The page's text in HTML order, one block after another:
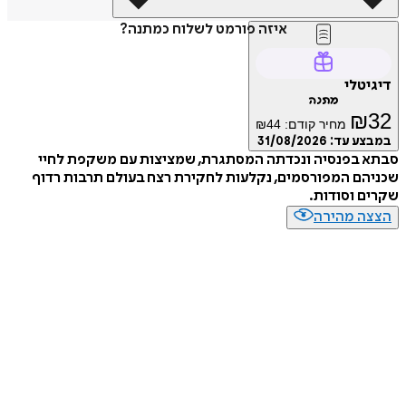
איזה פורמט לשלוח כמתנה?
₪ מחיר קודם: ₪44
עד:31/08/2026
בפנסיה ונכדתה המסתגרת, שמציצות עם משקפת לחיי
המפורסמים, נקלעות לחקירת רצח בעולם תרבות רדוף
וסודות.
מהירה